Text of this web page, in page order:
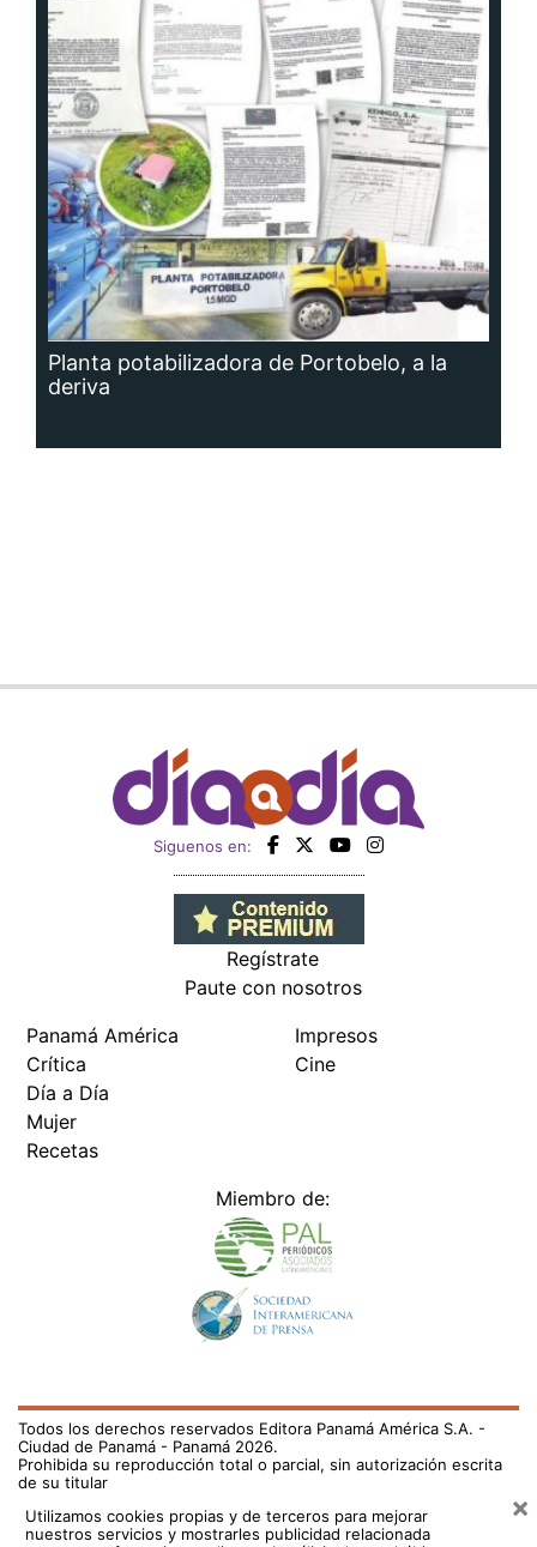
Planta potabilizadora de Portobelo, a la
deriva
Siguenos en:
Regístrate
Paute con nosotros
Panamá América
Crítica
Día a Día
Mujer
Recetas
Impresos
Cine
Miembro de:
Todos los derechos reservados Editora Panamá América S.A. -
Ciudad de Panamá - Panamá 2026.
Prohibida su reproducción total o parcial, sin autorización escrita
de su titular
Utilizamos cookies propias y de terceros para mejorar
nuestros servicios y mostrarles publicidad relacionada
×